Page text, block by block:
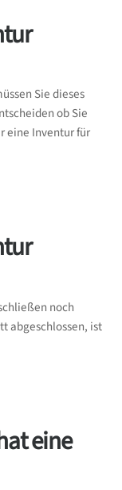
Sie dieses
ob Sie
eine Inventur für
noch
abgeschlossen, ist
eine